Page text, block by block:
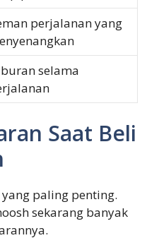
perjalanan yang
selama
Saat Beli
paling penting.
sekarang banyak